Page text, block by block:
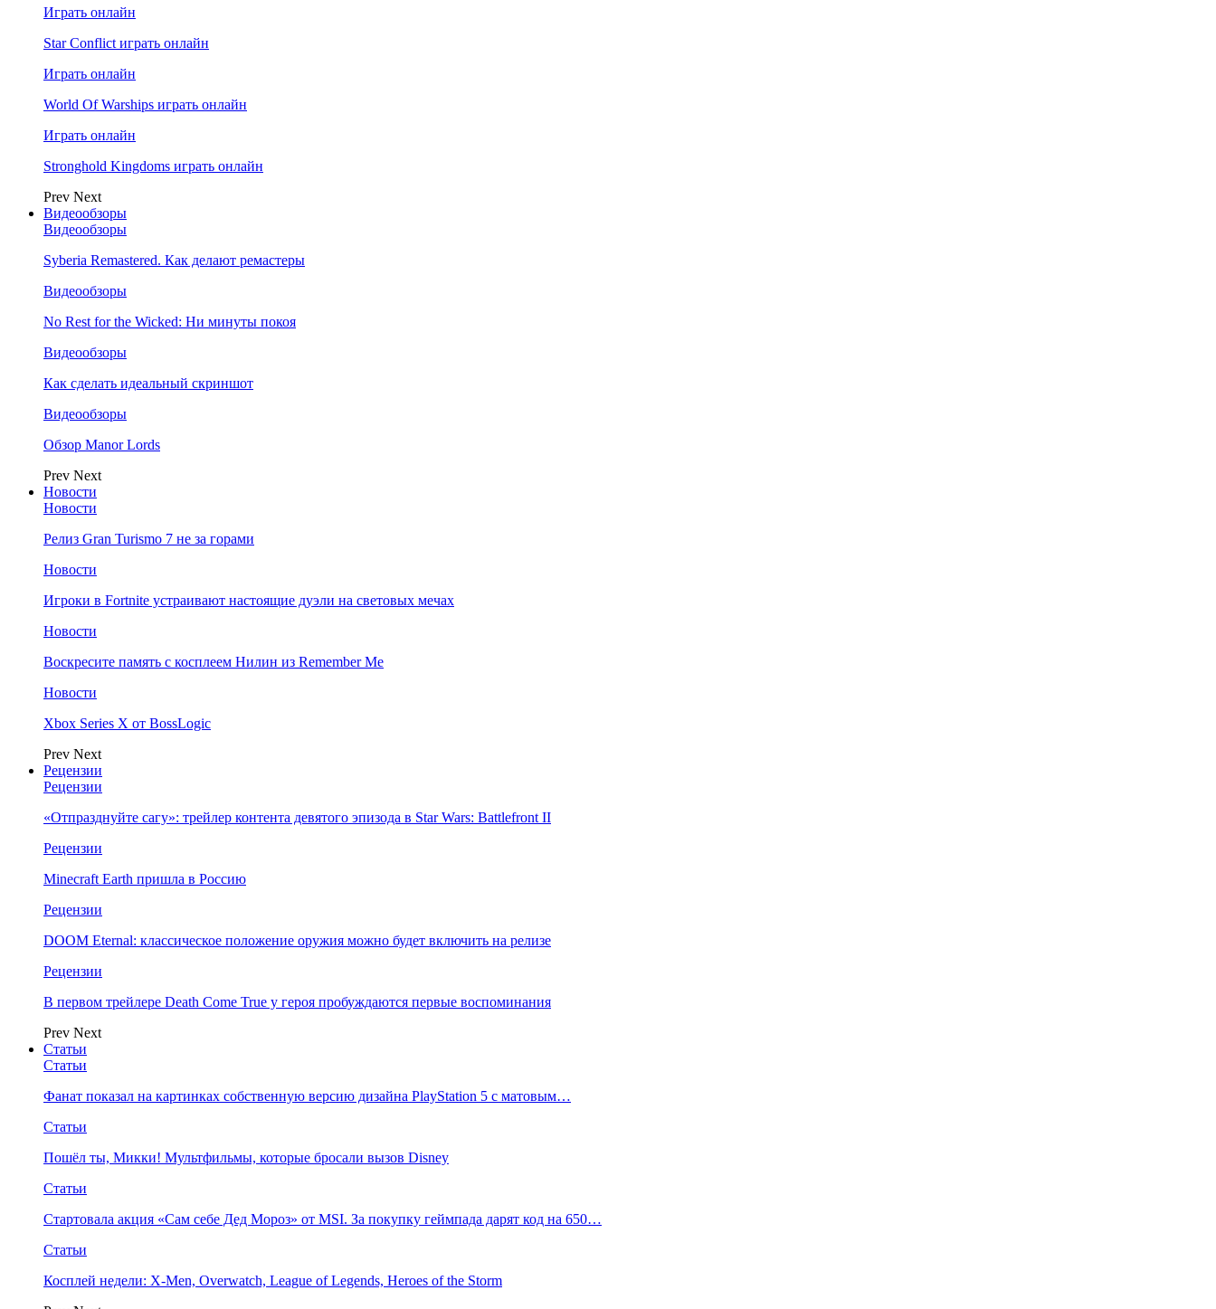
Играть онлайн
Star Conflict играть онлайн
Играть онлайн
World Of Warships играть онлайн
Играть онлайн
Stronghold Kingdoms играть онлайн
Prev Next
Видеообзоры
Видеообзоры
Syberia Remastered. Как делают ремастеры
Видеообзоры
No Rest for the Wicked: Ни минуты покоя
Видеообзоры
Как сделать идеальный скриншот
Видеообзоры
Обзор Manor Lords
Prev Next
Новости
Новости
Релиз Gran Turismo 7 не за горами
Новости
Игроки в Fortnite устраивают настоящие дуэли на световых мечах
Новости
Воскресите память с косплеем Нилин из Remember Me
Новости
Xbox Series X от BossLogic
Prev Next
Рецензии
Рецензии
«Отпразднуйте сагу»: трейлер контента девятого эпизода в Star Wars: Battlefront II
Рецензии
Minecraft Earth пришла в Россию
Рецензии
DOOM Eternal: классическое положение оружия можно будет включить на релизе
Рецензии
В первом трейлере Death Come True у героя пробуждаются первые воспоминания
Prev Next
Статьи
Статьи
Фанат показал на картинках собственную версию дизайна PlayStation 5 с матовым…
Статьи
Пошёл ты, Микки! Мультфильмы, которые бросали вызов Disney
Статьи
Стартовала акция «Сам себе Дед Мороз» от MSI. За покупку геймпада дарят код на 650…
Статьи
Косплей недели: X-Men, Overwatch, League of Legends, Heroes of the Storm